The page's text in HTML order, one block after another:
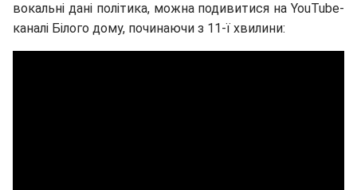
вокальні дані політика, можна подивитися на YouTube-
каналі Білого дому, починаючи з 11-ї хвилини: